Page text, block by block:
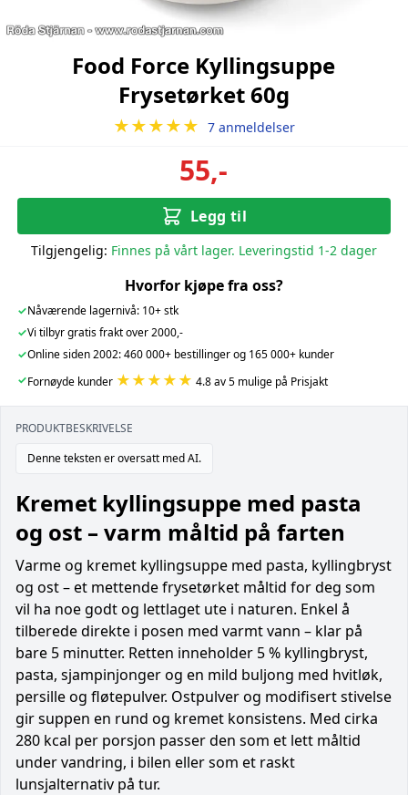
Food Force Kyllingsuppe
Frysetørket 60g
★★★★★ 7 anmeldelser
55,-
Legg til
Tilgjengelig: Finnes på vårt lager. Leveringstid 1-2 dager
Hvorfor kjøpe fra oss?
✓Nåværende lagernivå: 10+ stk
✓Vi tilbyr gratis frakt over 2000,-
✓Online siden 2002: 460 000+ bestillinger og 165 000+ kunder
✓Fornøyde kunder ★★★★★ 4.8 av 5 mulige på Prisjakt
PRODUKTBESKRIVELSE
Denne teksten er oversatt med AI.
Kremet kyllingsuppe med pasta
og ost – varm måltid på farten
Varme og kremet kyllingsuppe med pasta, kyllingbryst
og ost – et mettende frysetørket måltid for deg som
vil ha noe godt og lettlaget ute i naturen. Enkel å
tilberede direkte i posen med varmt vann – klar på
bare 5 minutter. Retten inneholder 5 % kyllingbryst,
pasta, sjampinjonger og en mild buljong med hvitløk,
persille og fløtepulver. Ostpulver og modifisert stivelse
gir suppen en rund og kremet konsistens. Med cirka
280 kcal per porsjon passer den som et lett måltid
under vandring, i bilen eller som et raskt
lunsjalternativ på tur.